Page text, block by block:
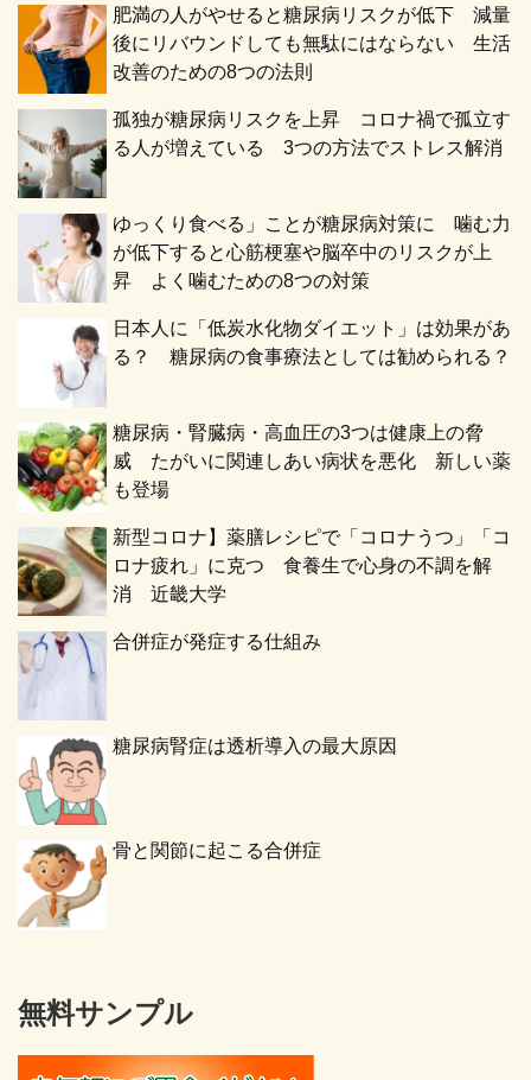
肥満の人がやせると糖尿病リスクが低下 減量
後にリバウンドしても無駄にはならない 生活
改善のための8つの法則
孤独が糖尿病リスクを上昇 コロナ禍で孤立す
る人が増えている 3つの方法でストレス解消
ゆっくり食べる」ことが糖尿病対策に 噛む力
が低下すると心筋梗塞や脳卒中のリスクが上
昇 よく噛むための8つの対策
日本人に「低炭水化物ダイエット」は効果があ
る？ 糖尿病の食事療法としては勧められる？
糖尿病・腎臓病・高血圧の3つは健康上の脅
威 たがいに関連しあい病状を悪化 新しい薬
も登場
新型コロナ】薬膳レシピで「コロナうつ」「コ
ロナ疲れ」に克つ 食養生で心身の不調を解
消 近畿大学
合併症が発症する仕組み
糖尿病腎症は透析導入の最大原因
骨と関節に起こる合併症
無料サンプル